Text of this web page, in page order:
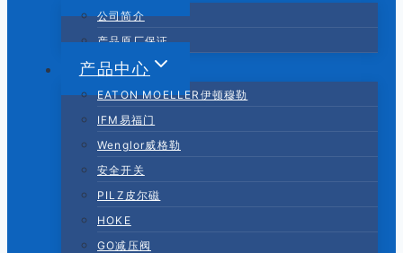
公司简介
产品原厂保证
产品中心
EATON MOELLER伊顿穆勒
IFM易福门
Wenglor威格勒
安全开关
PILZ皮尔磁
HOKE
GO减压阀